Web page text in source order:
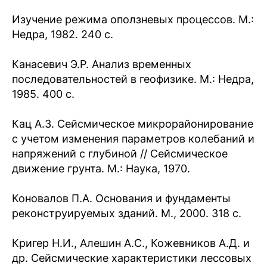
Изучение режима оползневых процессов. М.:
Недра, 1982. 240 с.
Канасевич Э.Р. Анализ временных
последовательностей в геофизике. М.: Недра,
1985. 400 с.
Кац А.З. Сейсмическое микрорайонирование
с учетом изменения параметров колебаний и
напряжений с глубиной // Сейсмическое
движение грунта. М.: Наука, 1970.
Коновалов П.А. Основания и фундаменты
реконструируемых зданий. М., 2000. 318 с.
Кригер Н.И., Алешин А.С., Кожевников А.Д. и
др. Сейсмические характеристики лессовых